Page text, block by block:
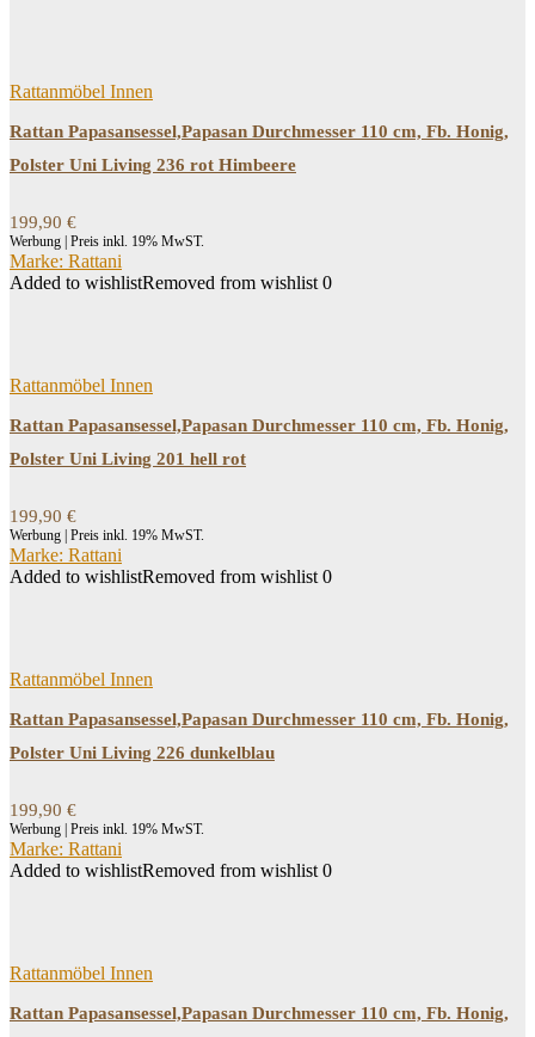
Rattanmöbel Innen
Rattan Papasansessel,Papasan Durchmesser 110 cm, Fb. Honig,
Polster Uni Living 236 rot Himbeere
199,90 €
Werbung | Preis inkl. 19% MwST.
Marke: Rattani
Added to wishlistRemoved from wishlist 0
Rattanmöbel Innen
Rattan Papasansessel,Papasan Durchmesser 110 cm, Fb. Honig,
Polster Uni Living 201 hell rot
199,90 €
Werbung | Preis inkl. 19% MwST.
Marke: Rattani
Added to wishlistRemoved from wishlist 0
Rattanmöbel Innen
Rattan Papasansessel,Papasan Durchmesser 110 cm, Fb. Honig,
Polster Uni Living 226 dunkelblau
199,90 €
Werbung | Preis inkl. 19% MwST.
Marke: Rattani
Added to wishlistRemoved from wishlist 0
Rattanmöbel Innen
Rattan Papasansessel,Papasan Durchmesser 110 cm, Fb. Honig,